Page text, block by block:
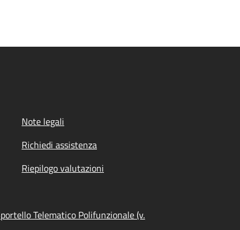
Note legali
Richiedi assistenza
Riepilogo valutazioni
Telematico Polifunzionale (v.